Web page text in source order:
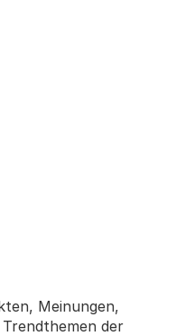
Meinungen,
der